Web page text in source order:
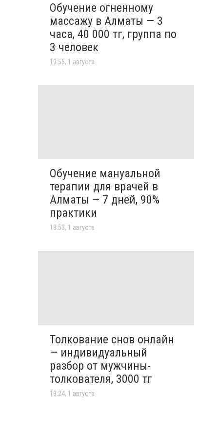
Обучение огненному
массажу в Алматы — 3
часа, 40 000 тг, группа по
3 человек
19:55, 1 августа
Обучение мануальной
терапии для врачей в
Алматы — 7 дней, 90%
практики
18:53, 1 августа
Толкование снов онлайн
— индивидуальный
разбор от мужчины-
толкователя, 3000 тг
19:24, 1 августа